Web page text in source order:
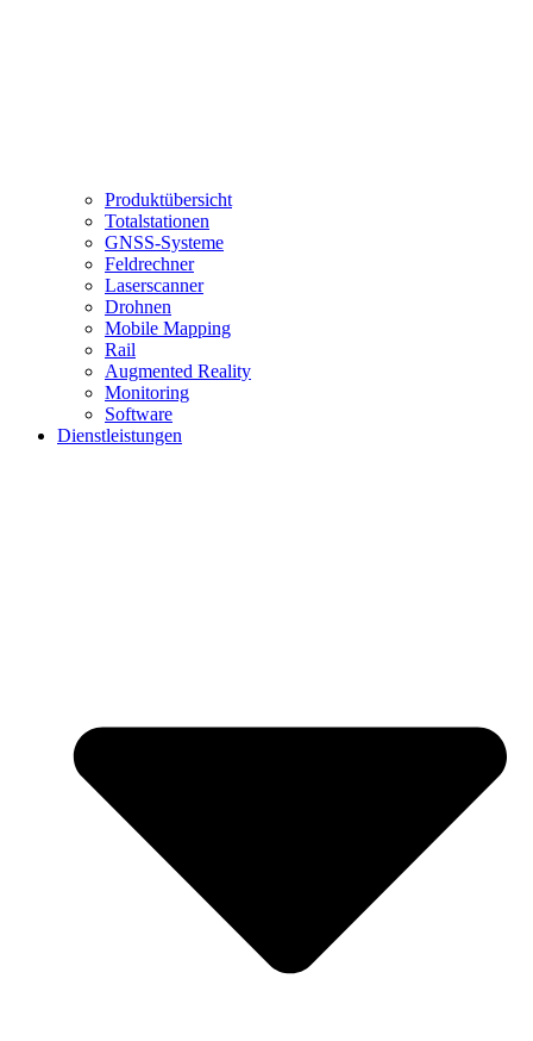
Produktübersicht
Totalstationen
GNSS-Systeme
Feldrechner
Laserscanner
Drohnen
Mobile Mapping
Rail
Augmented Reality
Monitoring
Software
Dienstleistungen